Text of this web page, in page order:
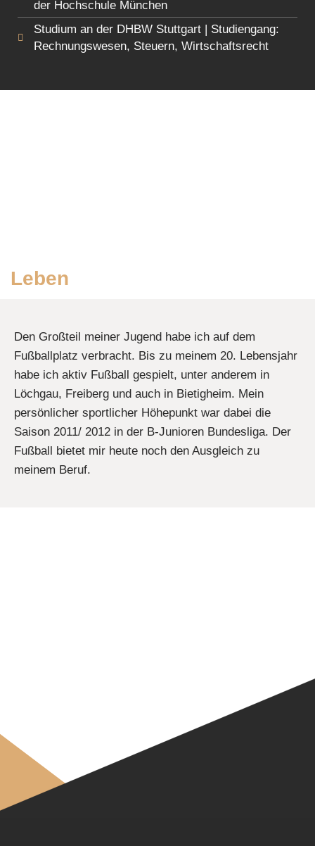
der Hochschule München
Studium an der DHBW Stuttgart | Studiengang:
Rechnungswesen, Steuern, Wirtschaftsrecht
Leben
Den Großteil meiner Jugend habe ich auf dem
Fußballplatz verbracht. Bis zu meinem 20. Lebensjahr
habe ich aktiv Fußball gespielt, unter anderem in
Löchgau, Freiberg und auch in Bietigheim. Mein
persönlicher sportlicher Höhepunkt war dabei die
Saison 2011/ 2012 in der B-Junioren Bundesliga. Der
Fußball bietet mir heute noch den Ausgleich zu
meinem Beruf.